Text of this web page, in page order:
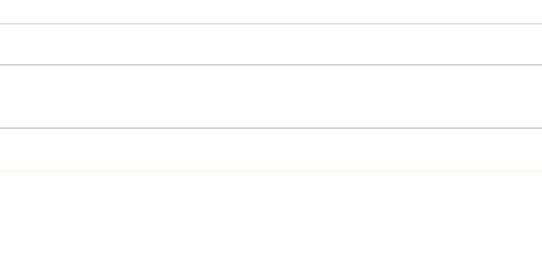
05/06/2025 05/